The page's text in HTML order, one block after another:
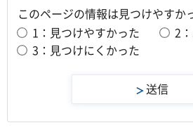
このページの情報は見つけやすか
1：見つけやすかった
2
3：見つけにくかった